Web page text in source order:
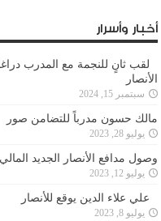
أخبار وأسرار
لقب ثانٍ للنجمة مع المدرب
الأنصار
سبتمبر 15, 2024
مالك حسون مدرباً للتضامن صور
يوليو 28, 2023
وصول مدافع الأنصار الجديد المالي
يوليو 12, 2023
علي علاء الدين يوقع للأنصار
يوليو 8, 2023